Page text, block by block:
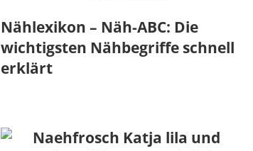
Nählexikon – Näh-ABC: Die
wichtigsten Nähbegriffe schnell
erklärt